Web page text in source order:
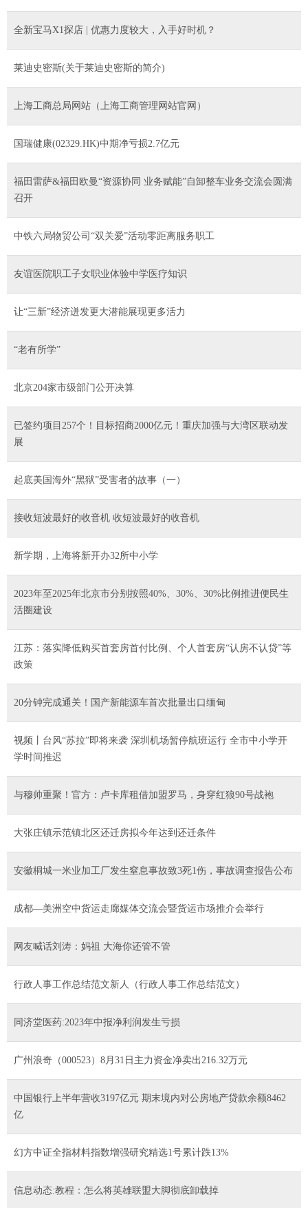
全新宝马X1探店 | 优惠力度较大，入手好时机？
莱迪史密斯(关于莱迪史密斯的简介)
上海工商总局网站（上海工商管理网站官网）
国瑞健康(02329.HK)中期净亏损2.7亿元
福田雷萨&福田欧曼“资源协同 业务赋能”自卸整车业务交流会圆满
召开
中铁六局物贸公司“双关爱”活动零距离服务职工
友谊医院职工子女职业体验中学医疗知识
让“三新”经济迸发更大潜能展现更多活力
“老有所学”
北京204家市级部门公开决算
已签约项目257个！目标招商2000亿元！重庆加强与大湾区联动发
展
起底美国海外“黑狱”受害者的故事（一）
接收短波最好的收音机 收短波最好的收音机
新学期，上海将新开办32所中小学
2023年至2025年北京市分别按照40%、30%、30%比例推进便民生
活圈建设
江苏：落实降低购买首套房首付比例、个人首套房“认房不认贷”等
政策
20分钟完成通关！国产新能源车首次批量出口缅甸
视频丨台风“苏拉”即将来袭 深圳机场暂停航班运行 全市中小学开
学时间推迟
与穆帅重聚！官方：卢卡库租借加盟罗马，身穿红狼90号战袍
大张庄镇示范镇北区还迁房拟今年达到还迁条件
安徽桐城一米业加工厂发生窒息事故致3死1伤，事故调查报告公布
成都—美洲空中货运走廊媒体交流会暨货运市场推介会举行
网友喊话刘涛：妈祖 大海你还管不管
行政人事工作总结范文新人（行政人事工作总结范文）
同济堂医药:2023年中报净利润发生亏损
广州浪奇（000523）8月31日主力资金净卖出216.32万元
中国银行上半年营收3197亿元 期末境内对公房地产贷款余额8462
亿
幻方中证全指材料指数增强研究精选1号累计跌13%
信息动态:教程：怎么将英雄联盟大脚彻底卸载掉